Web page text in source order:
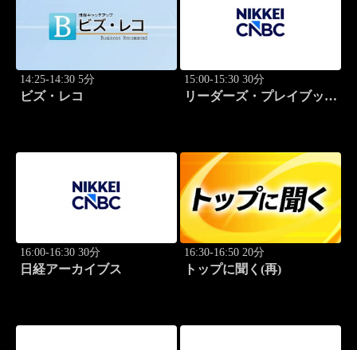
14:25-14:30 5分
ビズ・レコ
15:00-15:30 30分
リーダーズ・プレイブック
16:00-16:30 30分
日経アーカイブス
16:30-16:50 20分
トップに聞く(再)